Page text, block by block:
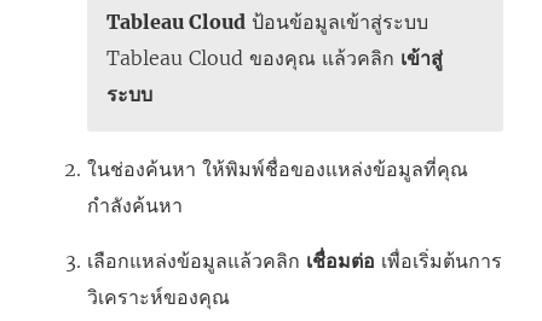
Tableau Cloud ป้อนข้อมูลเข้าสู่ระบบ
Tableau Cloud ของคุณ แล้วคลิก เข้าสู่
ระบบ
ในช่องค้นหา ให้พิมพ์ชื่อของแหล่งข้อมูลที่คุณ
กำลังค้นหา
เลือกแหล่งข้อมูลแล้วคลิก เชื่อมต่อ เพื่อเริ่มต้นการ
วิเคราะห์ของคุณ